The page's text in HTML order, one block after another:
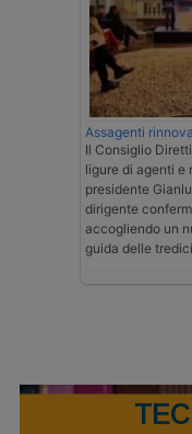
Assagenti
Il Consiglio
ligure di agenti e
presidente
dirigente
accogliendo un
guida delle